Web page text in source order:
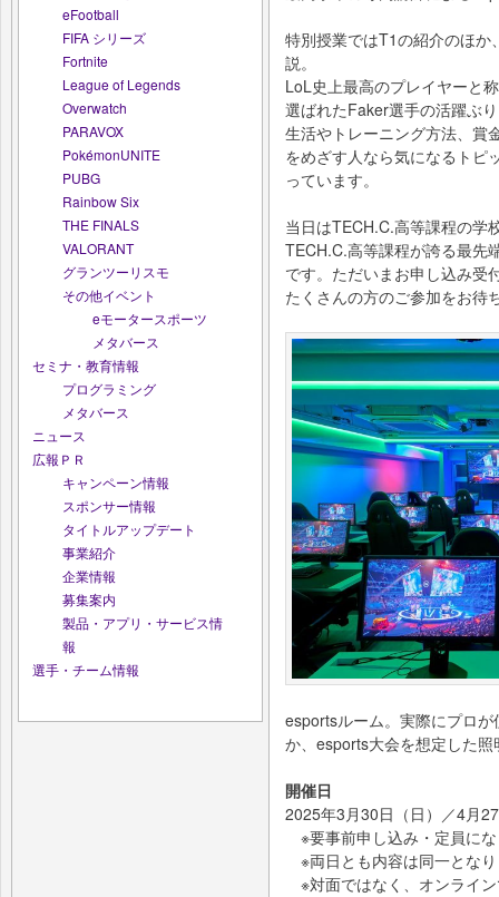
eFootball
FIFA シリーズ
Fortnite
League of Legends
Overwatch
PARAVOX
PokémonUNITE
PUBG
Rainbow Six
THE FINALS
VALORANT
グランツーリスモ
その他イベント
eモータースポーツ
メタバース
セミナ・教育情報
プログラミング
メタバース
ニュース
広報ＰＲ
キャンペーン情報
スポンサー情報
タイトルアップデート
事業紹介
企業情報
募集案内
製品・アプリ・サービス情
報
選手・チーム情報
特別授業ではT1の紹介のほ
説。
LoL史上最高のプレイヤーと
選ばれたFaker選手の活躍ぶ
生活やトレーニング方法、賞
をめざす人なら気になるトピ
っています。
当日はTECH.C.高等課程の学
TECH.C.高等課程が誇る最先
です。ただいまお申し込み受
たくさんの方のご参加をお待
esportsルーム。実際にプロ
か、esports大会を想定した
開催日
2025年3月30日（日）／4月
※要事前申し込み・定員に
※両日とも内容は同一とな
※対面ではなく、オンライ